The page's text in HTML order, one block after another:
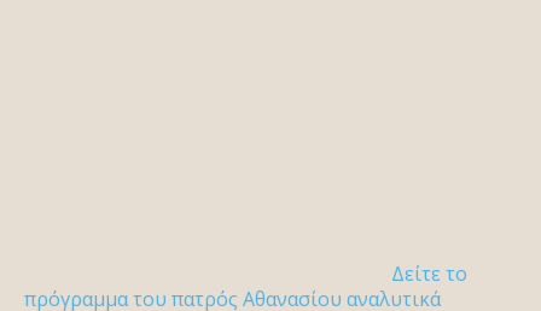
Δείτε το
πρόγραμμα του πατρός Αθανασίου αναλυτικά